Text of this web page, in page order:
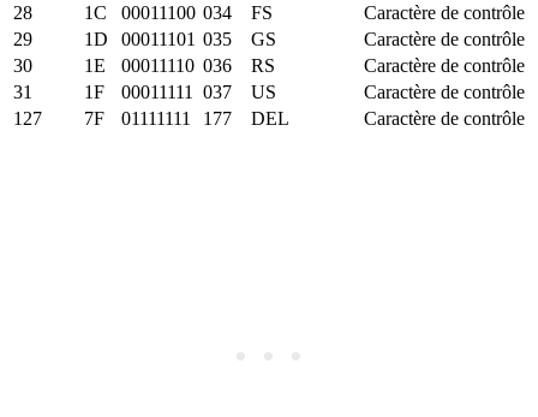
28
1C 00011100 034 FS
Caractère de contrôle
29
1D 00011101 035 GS
Caractère de contrôle
30
1E 00011110 036 RS
Caractère de contrôle
31
1F 00011111 037 US
Caractère de contrôle
127
7F 01111111 177 DEL Caractère de contrôle